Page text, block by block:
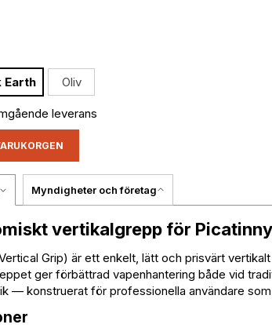
Earth Oliv
leverans
Myndigheter och företag
vertikalgrepp för
Grip) är ett enkelt, lätt och prisvärt
ger förbättrad vapenhantering både vid
— konstruerat för professionella användare